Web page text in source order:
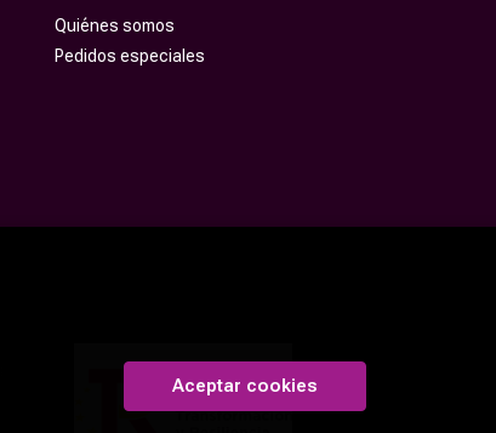
Quiénes somos
Pedidos especiales
Aceptar cookies